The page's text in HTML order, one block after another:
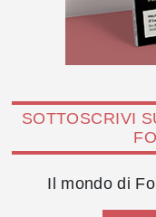
SOTTOSCRIVI
Il mondo di